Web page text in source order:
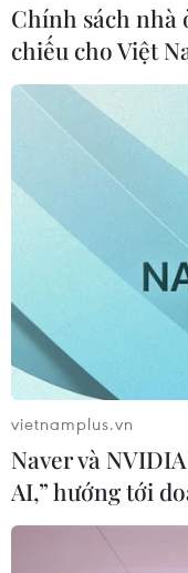
Chính sách nhà
chiếu cho Việt
vietnamplus.vn
Naver và
AI,” hướng tới